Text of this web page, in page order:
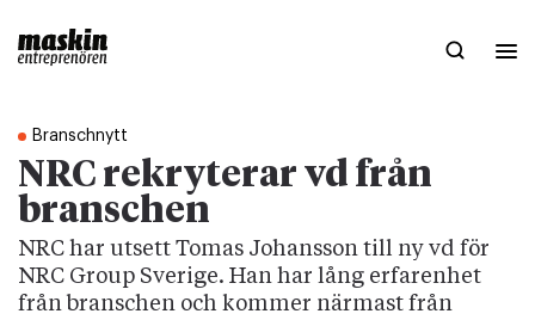
Branschnytt
NRC rekryterar vd från
branschen
NRC har utsett Tomas Johansson till ny vd för
NRC Group Sverige. Han har lång erfarenhet
från branschen och kommer närmast från